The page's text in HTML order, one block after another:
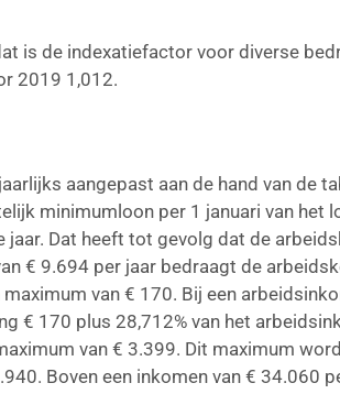
is de indexatiefactor voor diverse
2019 1,012.
aangepast aan de hand van de
minimumloon per 1 januari van het
jaar. Dat heeft tot gevolg dat de
€ 9.694 per jaar bedraagt de
van € 170. Bij een
€ 170 plus 28,712% van het
van € 3.399. Dit maximum
Boven een inkomen van € 34.060